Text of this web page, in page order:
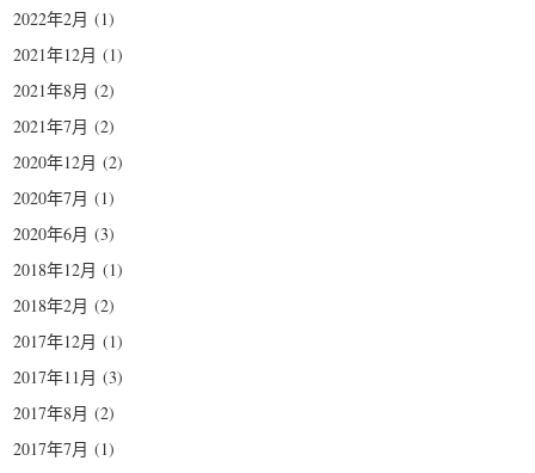
2022年2月 (1)
2021年12月 (1)
2021年8月 (2)
2021年7月 (2)
2020年12月 (2)
2020年7月 (1)
2020年6月 (3)
2018年12月 (1)
2018年2月 (2)
2017年12月 (1)
2017年11月 (3)
2017年8月 (2)
2017年7月 (1)